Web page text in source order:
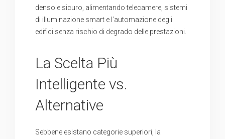
denso e sicuro, alimentando telecamere, sistemi
di illuminazione smart e l’automazione degli
edifici senza rischio di degrado delle prestazioni.
La Scelta Più
Intelligente vs.
Alternative
Sebbene esistano categorie superiori, la